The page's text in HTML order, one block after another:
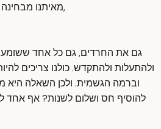
מאיתנו מבחינה רוחנית? גם אותי, גם אותכם,
גם את החרדים, גם כל אחד ששומע
ולהתעלות ולהתקדש. כולנו צריכים
וברמה הגשמית. ולכן השאלה היא
להוסיף חס ושלום לשנות? אף אחד